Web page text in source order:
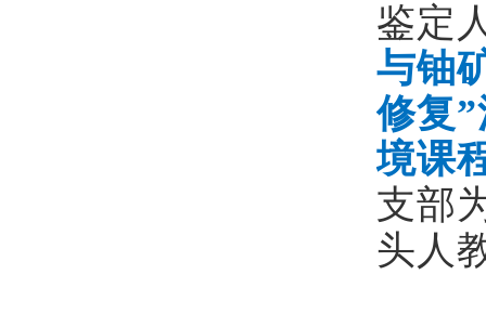
鉴定
与铀
修复
境课
支部
头人